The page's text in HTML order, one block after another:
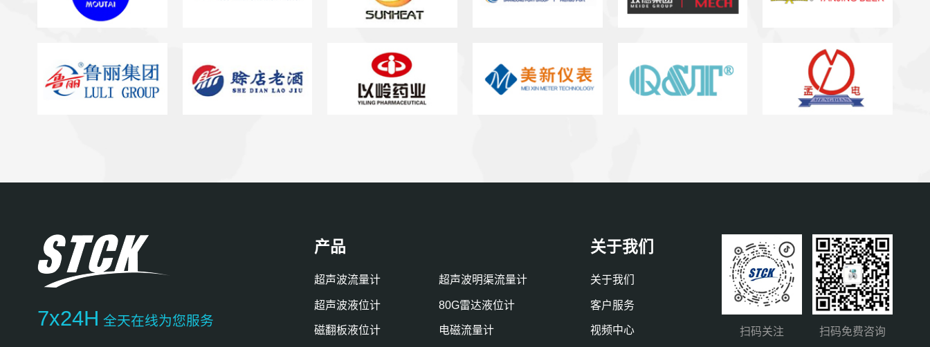
7x24H 全天在线为您服务
产品
超声波流量计 超声波明渠流量计
超声波液位计 80G雷达液位计
磁翻板液位计 电磁流量计
关于我们
关于我们
客户服务
视频中心 扫码关注 扫码免费咨询